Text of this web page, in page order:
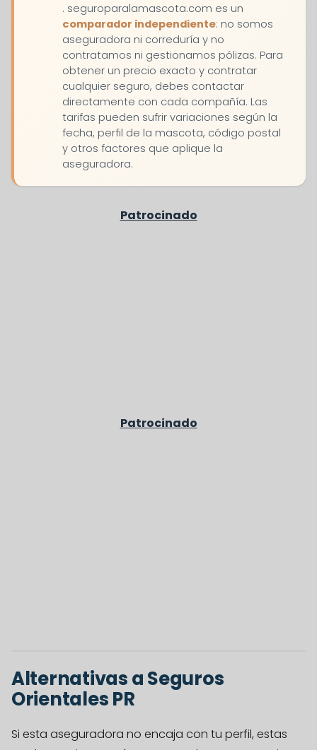
. seguroparalamascota.com es un
comparador independiente: no somos
aseguradora ni correduría y no
contratamos ni gestionamos pólizas. Para
obtener un precio exacto y contratar
cualquier seguro, debes contactar
directamente con cada compañía. Las
tarifas pueden sufrir variaciones según la
fecha, perfil de la mascota, código postal
y otros factores que aplique la
aseguradora.
Alternativas a Seguros
Orientales PR
Si esta aseguradora no encaja con tu perfil, estas